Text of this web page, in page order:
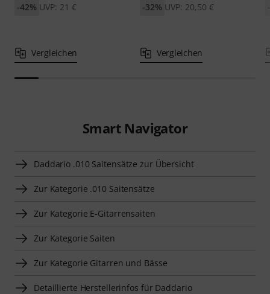
UVP: 21 €
-42%
Vergleichen
UVP: 20,50 €
-32%
Vergleichen
Smart Navigator
Daddario .010 Saitensätze zur Übersicht
Zur Kategorie .010 Saitensätze
Zur Kategorie E-Gitarrensaiten
Zur Kategorie Saiten
Zur Kategorie Gitarren und Bässe
Detaillierte Herstellerinfos für Daddario